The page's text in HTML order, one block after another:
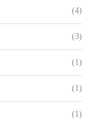
(4)
(3)
(1)
(1)
(1)